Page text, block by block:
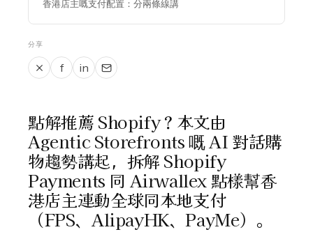
香港店主嘅支付配置：分兩條線講
分享
f in
點解推薦 Shopify？本文由
Agentic Storefronts 嘅 AI 對話購
物趨勢講起，拆解 Shopify
Payments 同 Airwallex 點樣幫香
港店主連動全球同本地支付
（FPS、AlipayHK、PayMe）。